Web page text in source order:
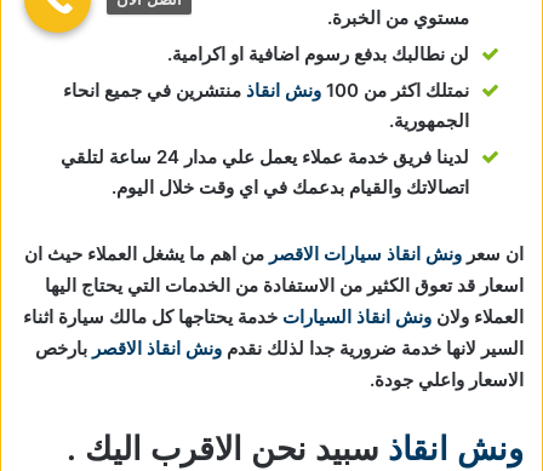
مستوي من الخبرة.
لن نطالبك بدفع رسوم اضافية او اكرامية.
نمتلك اكثر من 100
ونش انقاذ منتشرين في جميع انحاء
الجمهورية.
لدينا فريق خدمة عملاء يعمل علي مدار 24 ساعة لتلقي
اتصالاتك والقيام بدعمك في اي وقت خلال اليوم.
ان سعر ونش انقاذ سيارات الاقصر من اهم ما يشغل العملاء حيث ان
اسعار قد تعوق الكثير من الاستفادة من الخدمات التي يحتاج اليها
العملاء ولان ونش انقاذ السيارات خدمة يحتاجها كل مالك سيارة اثناء
السير لانها خدمة ضرورية جدا لذلك نقدم ونش انقاذ الاقصر بارخص
الاسعار واعلي جودة.
ونش انقاذ سبيد نحن الاقرب اليك .